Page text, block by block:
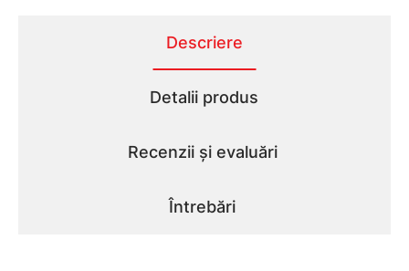
Descriere
Detalii produs
Recenzii și evaluări
Întrebări